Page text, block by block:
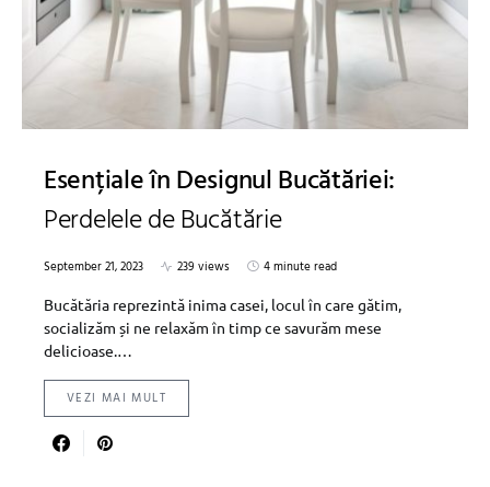
Esențiale în Designul Bucătăriei:
Perdelele de Bucătărie
September 21, 2023 239 views
4 minute read
Bucătăria reprezintă inima casei, locul în care gătim,
socializăm și ne relaxăm în timp ce savurăm mese
delicioase.…
VEZI MAI MULT